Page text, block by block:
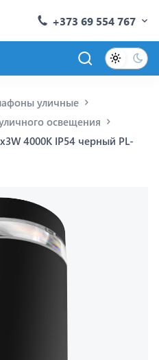
+373 69 554 767
уличные
освещения
4000K IP54 черный PL-